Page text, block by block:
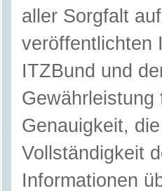
aller Sorgfalt
veröffentlichten
ITZBund und
Genauigkeit,
Vollständigkeit
Informationen